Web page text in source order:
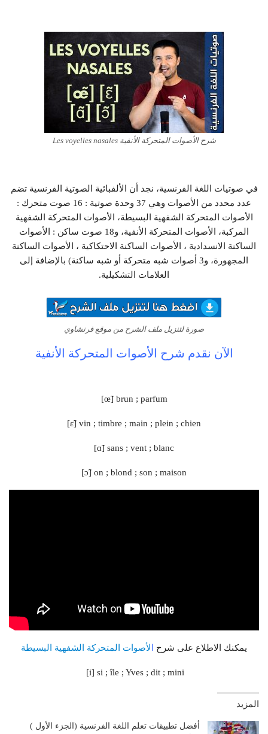
شرح الأصوات المتحركة الأنفية Les voyelles nasales
في صوتيات اللغة الفرنسية، نجد أن الألفبائية الصوتية الفرنسية تضم
عدد محدد من الأصوات وهي 37 وحدة صوتية : 16 صوت متحرك :
الأصوات المتحركة الشفهية البسيطة، الأصوات المتحركة الشفهية
المركبة، الأصوات المتحركة الأنفية، و18 صوت ساكن : الأصوات
الساكنة الانسدادية ، الأصوات الساكنة الاحتكاكية ، الأصوات الساكنة
المجهورة، و3 أصوات شبه متحركة أو شبه ساكنة) بالإضافة إلى
العلامات التشكيلية.
صورة لتنزيل ملف الشرح من موقع فرنشاوي
الآن نقدم شرح الأصوات المتحركة الأنفية
[œ̃] brun ; parfum
[ɛ̃] vin ; timbre ; main ; plein ; chien
[ɑ̃] sans ; vent ; blanc
[ɔ̃] on ; blond ; son ; maison
يمكنك الاطلاع على شرح لأصوات المتحركة الشفهية البسيطة
[i] si ; île ; Yves ; dit ; mini
المزيد
أفضل تطبيقات تعلم اللغة الفرنسية (الجزء الأول )